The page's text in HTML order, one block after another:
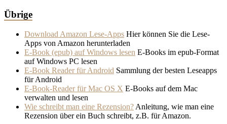
Übrige
Download Amazon Lese-Apps Hier können Sie die Lese-
Apps von Amazon herunterladen
E-Book (epub) auf Windows lesen E-Books im epub-Format
auf Windows PC lesen
E-Book Reader für Android Sammlung der besten Leseapps
für Android
E-Book-Reader für Mac OS X E-Books auf dem Mac
verwalten und lesen
Wie schreibt man eine Rezension? Anleitung, wie man eine
Rezension über ein Buch schreibt, z.B. für Amazon.